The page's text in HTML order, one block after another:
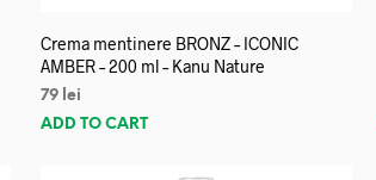
Crema mentinere BRONZ – ICONIC
AMBER – 200 ml – Kanu Nature
79 lei
ADD TO CART